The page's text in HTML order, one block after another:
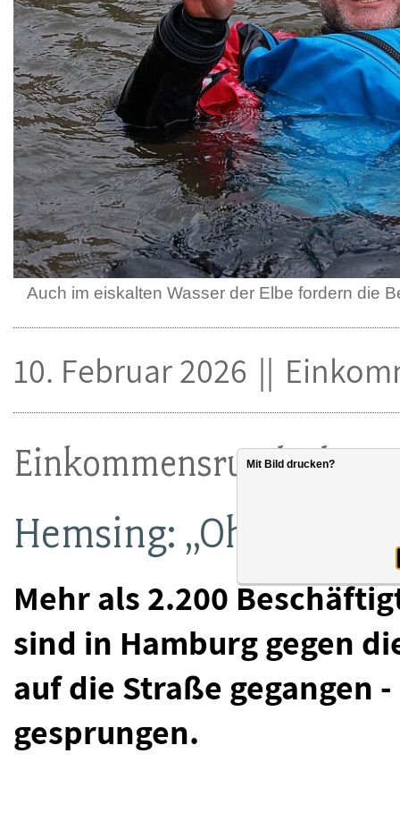
Auch im eiskalten Wasser der Elbe fordern die
Einkommensrunde der
Hemsing: „Ohne uns
Mehr als 2.200
sind in Hamburg gegen
auf die Straße gegangen
gesprungen.
10. Februar 2026
Mit Bild drucken?